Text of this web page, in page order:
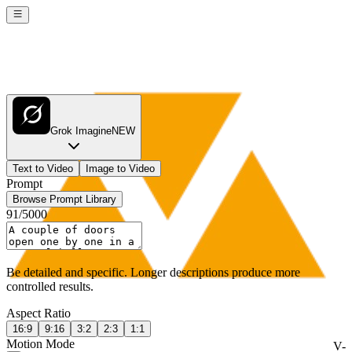
V-
Grok ImagineNEW
Text to Video Image to Video
Prompt
Browse Prompt Library
91/5000
Be detailed and specific. Longer descriptions produce more
controlled results.
Aspect Ratio
16:9 9:16 3:2 2:3 1:1
Motion Mode